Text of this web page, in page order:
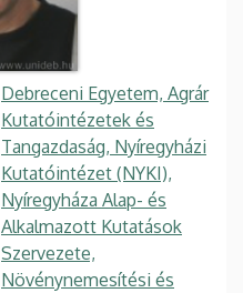
Debreceni Egyetem, Agrár
Kutatóintézetek és
Tangazdaság, Nyíregyházi
Kutatóintézet (NYKI),
Nyíregyháza Alap- és
Alkalmazott Kutatások
Szervezete,
Növénynemesítési és